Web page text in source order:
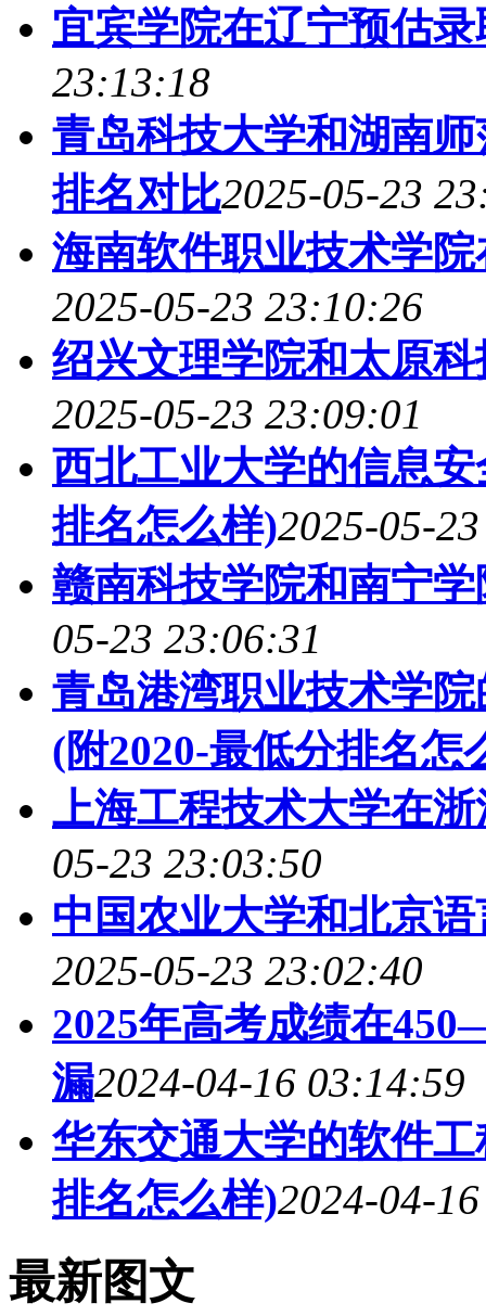
宜宾学院在辽宁预估
23:13:18
青岛科技大学和湖南
排名对比2025-05-23
海南软件职业技术学
2025-05-23 23:10:26
绍兴文理学院和太原
2025-05-23 23:09:01
西北工业大学的信息
排名怎么样)2025-05-
赣南科技学院和南宁
05-23 23:06:31
青岛港湾职业技术学
(附2020-最低分排名怎
上海工程技术大学在
05-23 23:03:50
中国农业大学和北京
2025-05-23 23:02:40
2025年高考成绩在
漏2024-04-16 03:14:59
华东交通大学的软件
排名怎么样)2024-04-
最新图文